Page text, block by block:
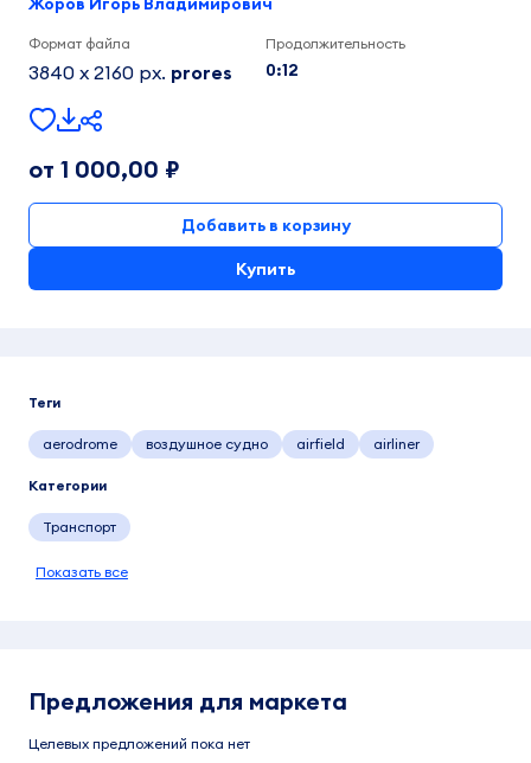
Формат файла
3840 x 2160 px. prores
Продолжительность
0:12
от 1 000,00 ₽
Добавить в корзину
Купить
Теги
aerodrome воздушное судно airfield airliner
Категории
Транспорт
Показать все
Предложения для маркета
Целевых предложений пока нет